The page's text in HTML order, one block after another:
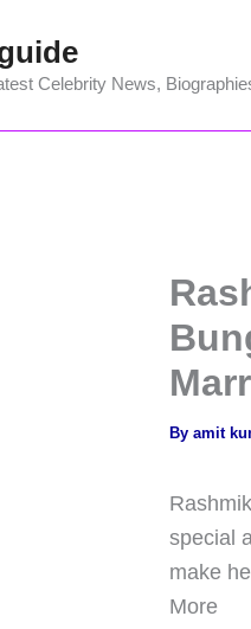
Celebrity News,
By amit
special
make
More